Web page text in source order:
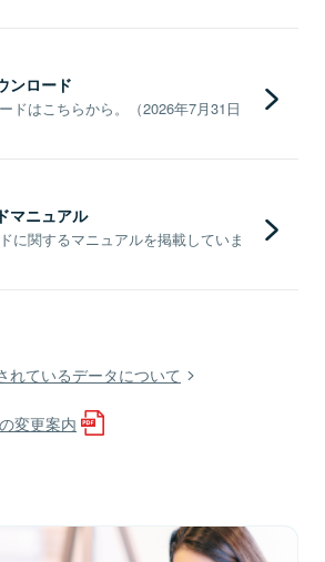
ンロード
ドはこちらから。（2026年7月31日
マニュアル
に関するマニュアルを掲載していま
れているデータについて
変更案内